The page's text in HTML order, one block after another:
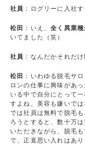
社員 ：ログリーに入社
松田 ：いえ、全く異業種
いてました（笑）
社員 ：なんだかそれだ
松田 ：いわゆる脱毛サ
ロンの仕事に興味があ
いる中で自分にとって
すよね。美容も嫌いで
では社員は無料で脱毛
ろうとすると、数十万
いただきながら、脱毛
で、正直思い入れはあ